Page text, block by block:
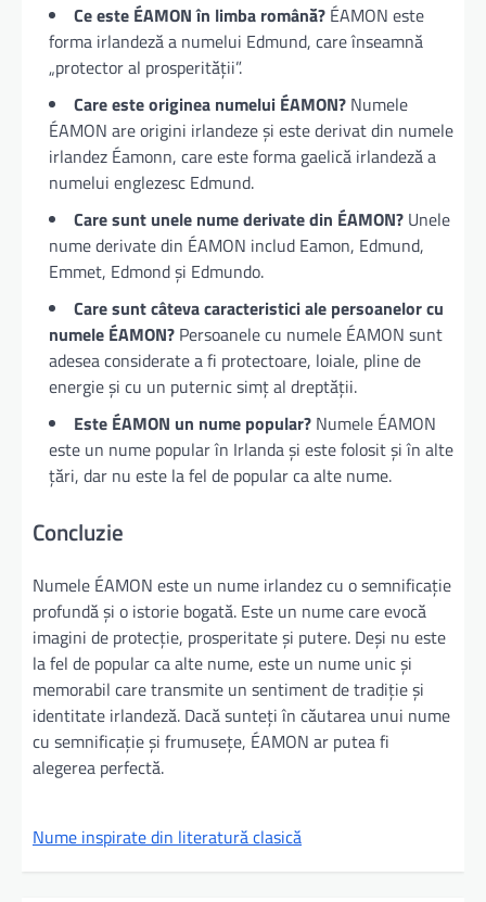
Ce este ÉAMON în limba română? ÉAMON este
forma irlandeză a numelui Edmund, care înseamnă
„protector al prosperității”.
Care este originea numelui ÉAMON? Numele
ÉAMON are origini irlandeze și este derivat din numele
irlandez Éamonn, care este forma gaelică irlandeză a
numelui englezesc Edmund.
Care sunt unele nume derivate din ÉAMON? Unele
nume derivate din ÉAMON includ Eamon, Edmund,
Emmet, Edmond și Edmundo.
Care sunt câteva caracteristici ale persoanelor cu
numele ÉAMON? Persoanele cu numele ÉAMON sunt
adesea considerate a fi protectoare, loiale, pline de
energie și cu un puternic simț al dreptății.
Este ÉAMON un nume popular? Numele ÉAMON
este un nume popular în Irlanda și este folosit și în alte
țări, dar nu este la fel de popular ca alte nume.
Concluzie
Numele ÉAMON este un nume irlandez cu o semnificație
profundă și o istorie bogată. Este un nume care evocă
imagini de protecție, prosperitate și putere. Deși nu este
la fel de popular ca alte nume, este un nume unic și
memorabil care transmite un sentiment de tradiție și
identitate irlandeză. Dacă sunteți în căutarea unui nume
cu semnificație și frumusețe, ÉAMON ar putea fi
alegerea perfectă.
Nume inspirate din literatură clasică